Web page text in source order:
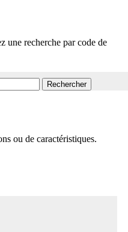
une recherche par code de
Rechercher
ou de caractéristiques.